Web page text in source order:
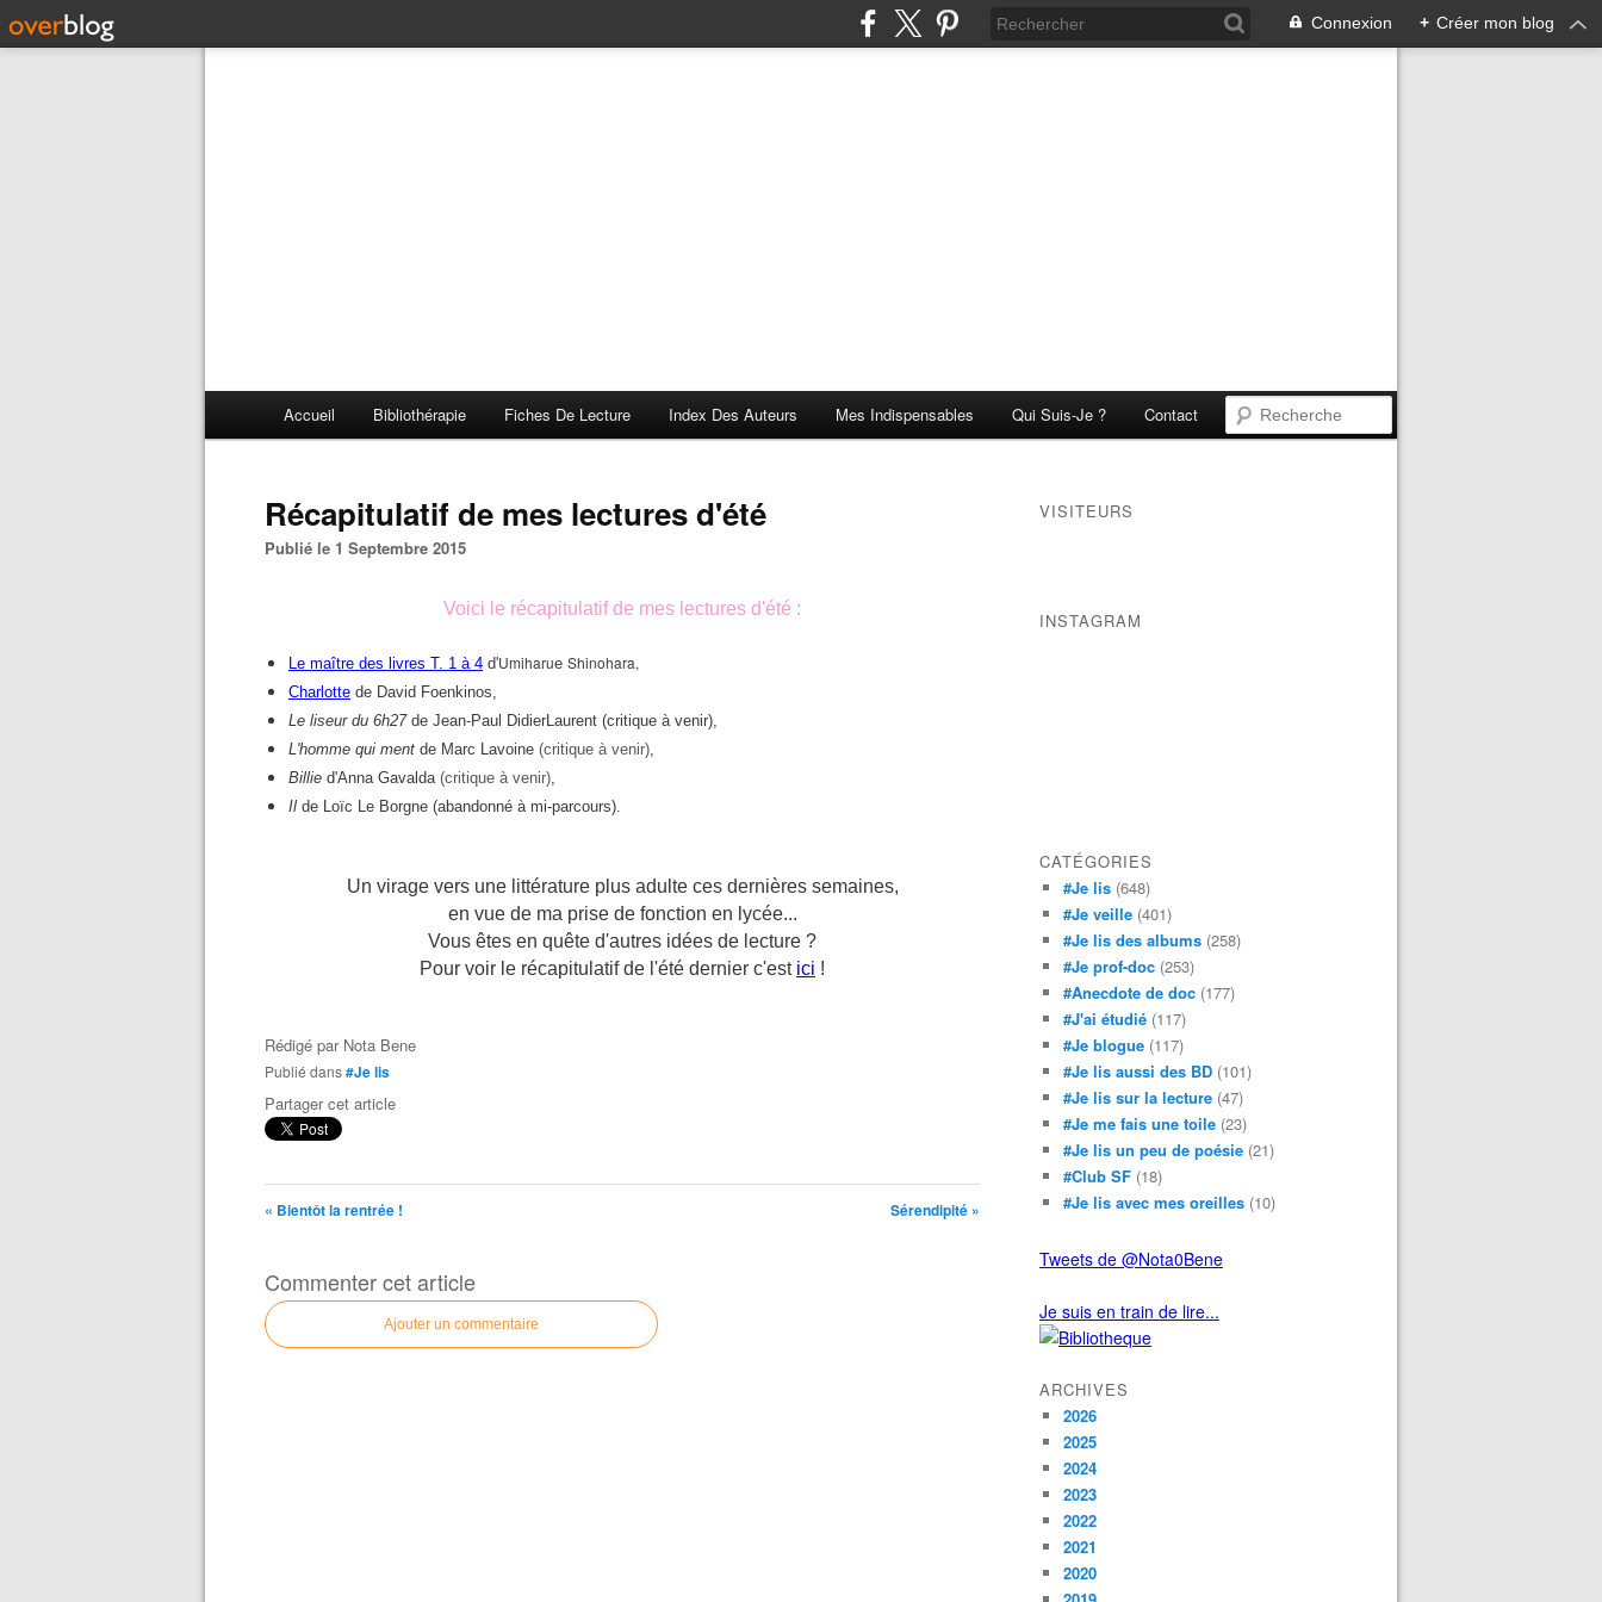
Connexion + Créer mon blog
Accueil Bibliothérapie Fiches De Lecture Index Des Auteurs Mes Indispensables Qui Suis-Je ? Contact
Récapitulatif de mes lectures d'été
Publié le 1 Septembre 2015
Voici le récapitulatif de mes lectures d'été :
Le maître des livres T. 1 à 4 d'Umiharue Shinohara,
Charlotte de David Foenkinos,
Le liseur du 6h27de Jean-Paul DidierLaurent (critique à venir),
L'homme qui ment de Marc Lavoine (critique à venir),
Billie d'Anna Gavalda (critique à venir),
Il de Loïc Le Borgne (abandonné à mi-parcours).
Un virage vers une littérature plus adulte ces dernières semaines,
en vue de ma prise de fonction en lycée...
Vous êtes en quête d'autres idées de lecture ?
Pour voir le récapitulatif de l'été dernier c'est ici !
Rédigé par Nota Bene
Publié dans#Je lis
Partager cet article
« Bientôt la rentrée ! Sérendipité »
Commenter cet article
Ajouter un commentaire
VISITEURS
INSTAGRAM
CATÉGORIES
#Je lis (648)
#Je veille (401)
#Je lis des albums (258)
#Je prof-doc (253)
#Anecdote de doc (177)
#J'ai étudié (117)
#Je blogue (117)
#Je lis aussi des BD (101)
#Je lis sur la lecture (47)
#Je me fais une toile (23)
#Je lis un peu de poésie (21)
#Club SF (18)
#Je lis avec mes oreilles (10)
Tweets de @Nota0Bene
Je suis en train de lire...
ARCHIVES
2026
2025
2024
2023
2022
2021
2020